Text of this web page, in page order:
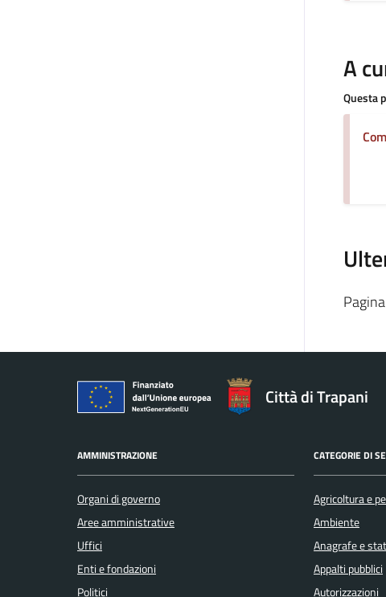
A
Questa
Città di Trapani
AMMINISTRAZIONE
Organi di governo
Aree amministrative
Uffici
Enti e fondazioni
Politici
CATEGORIE DI
Agricoltura e
Ambiente
Anagrafe e
Appalti pubblici
Autorizzazioni